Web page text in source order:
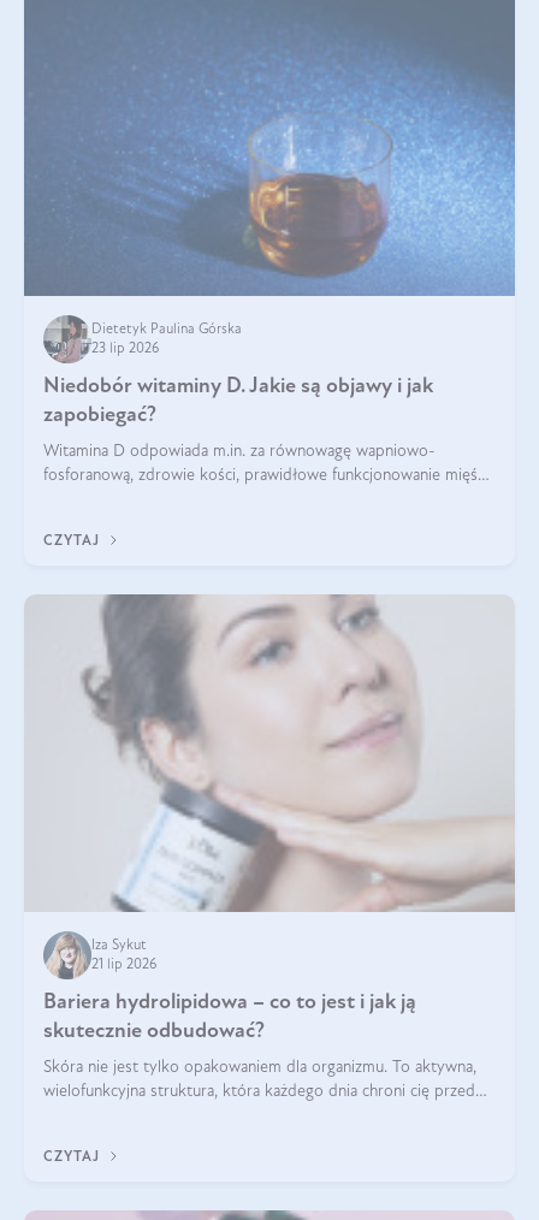
Dietetyk Paulina Górska
23 lip 2026
Niedobór witaminy D. Jakie są objawy i jak
zapobiegać?
Witamina D odpowiada m.in. za równowagę wapniowo-
fosforanową, zdrowie kości, prawidłowe funkcjonowanie mięśni
problemem.
CZYTAJ
Iza Sykut
21 lip 2026
Bariera hydrolipidowa – co to jest i jak ją
skutecznie odbudować?
Skóra nie jest tylko opakowaniem dla organizmu. To aktywna,
wielofunkcyjna struktura, która każdego dnia chroni cię przed
bariera hydrolipidowa.
CZYTAJ